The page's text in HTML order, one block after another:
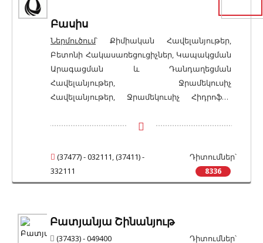
Բասիս
Ներմուծում՝ Քիմիական Հավելանյութեր,
Բետոնի Հակասառեցուցիչներ, Կապակցման
Արագացման և Դանդաղեցման
Հավելանյութեր, Ջրամեկուսիչ
Հավելանյութեր, Ջրամեկուսիչ Հիդրոֆոբ
Ամրանավորման Հավելանյութեր,
և Հավելանյութեր, Բետոնի Վերանորոգման
Նյութեր, Աղապատման Մաքրման և
Պաշտպանման Ծածկանյութեր, Բետոնի և
Ջրամեկուսիչ Նյութեր, Գոլորշամեկուսիչ
Նյութեր;
՝ Քիմիական
Դիտումներ՝
8336
(37477) - 032111,(37411) -
332111
Բատյանյա Շինանյութ
Դիտումներ՝
(37433) - 049400